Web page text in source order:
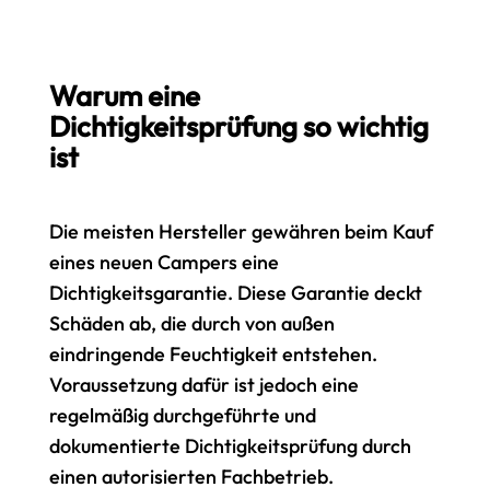
Warum eine
Dichtigkeitsprüfung so wichtig
ist
Die meisten Hersteller gewähren beim Kauf
eines neuen Campers eine
Dichtigkeitsgarantie. Diese Garantie deckt
Schäden ab, die durch von außen
eindringende Feuchtigkeit entstehen.
Voraussetzung dafür ist jedoch eine
regelmäßig durchgeführte und
dokumentierte Dichtigkeitsprüfung durch
einen autorisierten Fachbetrieb.